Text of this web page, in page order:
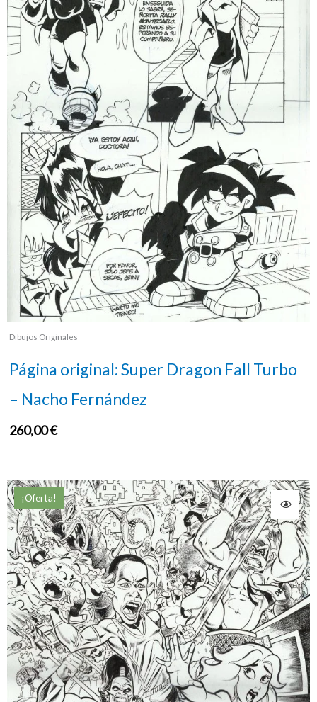
Dibujos Originales
Página original: Super Dragon Fall Turbo
– Nacho Fernández
260,00€
¡Oferta!